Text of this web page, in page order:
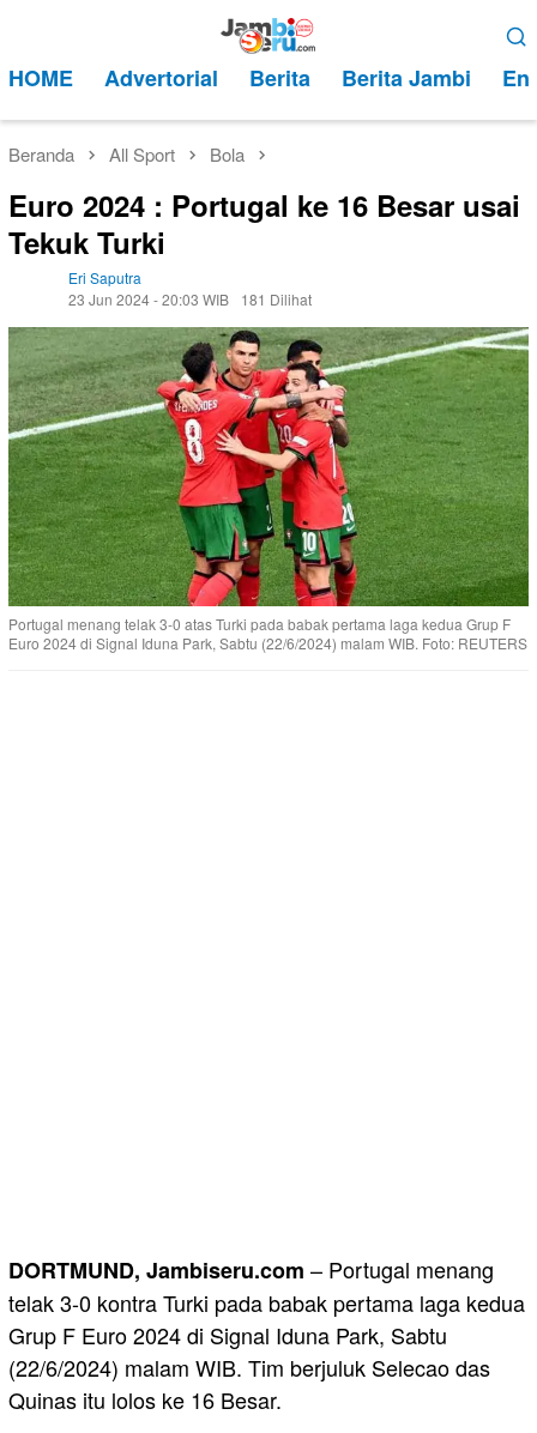
kontenMobile
HOME Advertorial Berita Berita Jambi
Beranda All Sport Bola
Euro 2024 : Portugal ke 16 Besar usai
Tekuk Turki
Eri Saputra
23 Jun 2024 - 20:03 WIB
181 Dilihat
Portugal menang telak 3-0 atas Turki pada babak pertama laga kedua Grup F
Euro 2024 di Signal Iduna Park, Sabtu (22/6/2024) malam WIB. Foto: REUTERS
DORTMUND, Jambiseru.com – Portugal menang
telak 3-0 kontra Turki pada babak pertama laga kedua
Grup F Euro 2024 di Signal Iduna Park, Sabtu
(22/6/2024) malam WIB. Tim berjuluk Selecao das
Quinas itu lolos ke 16 Besar.